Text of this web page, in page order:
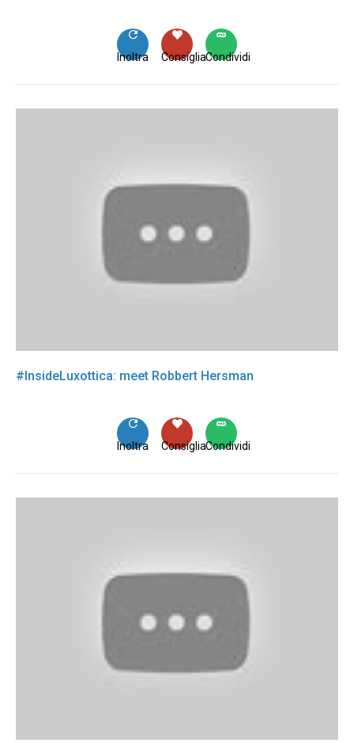
Condividi
Consiglia
Inoltra
#InsideLuxottica: meet Robbert Hersman
Condividi
Consiglia
Inoltra